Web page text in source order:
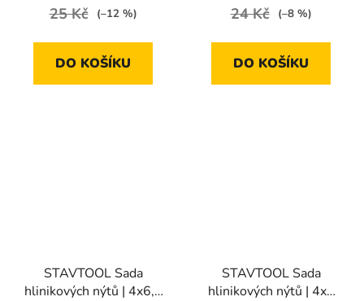
25 Kč (–12 %)
DO KOŠÍKU
24 Kč (–8 %)
DO KOŠÍKU
STAVTOOL Sada
hlinikových nýtů | 4x6,4
STAVTOOL Sada
hlinikových nýtů | 4x8